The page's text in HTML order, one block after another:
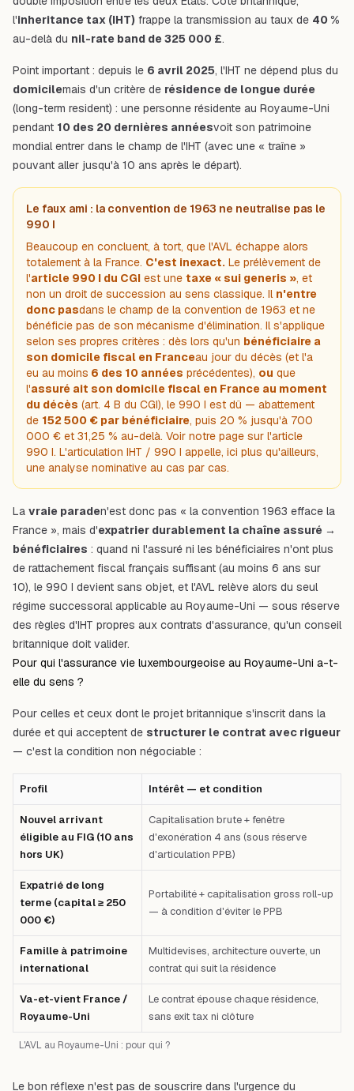
l'inheritance tax (IHT) frappe la transmission au taux de 40 %
au-delà du nil-rate band de 325 000 £.
Point important : depuis le 6 avril 2025, l'IHT ne dépend plus du
domicilemais d'un critère de résidence de longue durée
(long-term resident) : une personne résidente au Royaume-Uni
pendant 10 des 20 dernières annéesvoit son patrimoine
mondial entrer dans le champ de l'IHT (avec une « traîne »
pouvant aller jusqu'à 10 ans après le départ).
Le faux ami : la convention de 1963 ne neutralise pas le
990 I
Beaucoup en concluent, à tort, que l'AVL échappe alors
totalement à la France. C'est inexact. Le prélèvement de
l'article 990 I du CGI est une taxe « sui generis », et
non un droit de succession au sens classique. Il n'entre
donc pasdans le champ de la convention de 1963 et ne
bénéficie pas de son mécanisme d'élimination. Il s'applique
selon ses propres critères : dès lors qu'un bénéficiaire a
son domicile fiscal en Franceau jour du décès (et l'a
eu au moins 6 des 10 années précédentes), ou que
l'assuré ait son domicile fiscal en France au moment
du décès (art. 4 B du CGI), le 990 I est dû — abattement
de 152 500 € par bénéficiaire, puis 20 % jusqu'à 700
000 € et 31,25 % au-delà. Voir notre page sur l'article
990 I. L'articulation IHT / 990 I appelle, ici plus qu'ailleurs,
une analyse nominative au cas par cas.
La vraie paraden'est donc pas « la convention 1963 efface la
France », mais d'expatrier durablement la chaîne assuré →
bénéficiaires : quand ni l'assuré ni les bénéficiaires n'ont plus
de rattachement fiscal français suffisant (au moins 6 ans sur
10), le 990 I devient sans objet, et l'AVL relève alors du seul
régime successoral applicable au Royaume-Uni — sous réserve
des règles d'IHT propres aux contrats d'assurance, qu'un conseil
britannique doit valider.
Pour qui l'assurance vie luxembourgeoise au Royaume-Uni a-t-
elle du sens ?
Pour celles et ceux dont le projet britannique s'inscrit dans la
durée et qui acceptent de structurer le contrat avec rigueur
— c'est la condition non négociable :
L'AVL au Royaume-Uni : pour qui ?
Profil Intérêt — et condition
Nouvel arrivant
éligible au FIG (10 ans
hors UK)
Capitalisation brute + fenêtre
d'exonération 4 ans (sous réserve
d'articulation PPB)
Expatrié de long
terme (capital ≥ 250
000 €)
Portabilité + capitalisation gross roll-up
— à condition d'éviter le PPB
Famille à patrimoine
international
Multidevises, architecture ouverte, un
contrat qui suit la résidence
Va-et-vient France /
Royaume-Uni
Le contrat épouse chaque résidence,
sans exit tax ni clôture
Le bon réflexe n'est pas de souscrire dans l'urgence du